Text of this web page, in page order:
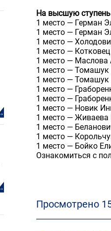
На высшую ступень
1 место — Герман
1 место — Герман
1 место —
1 место —
1 место — Маслова
1 место — Томашук
1 место — Томашук
1 место —
1 место —
1 место — Новик
1 место — Живаева
1 место —
1 место —
1 место — Бойко
Ознакомиться с
Просмотрено